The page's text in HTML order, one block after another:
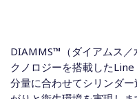
DIAMMS™（ダイアムス／
クノロジーを搭載した
分量に合わせてシリンダ